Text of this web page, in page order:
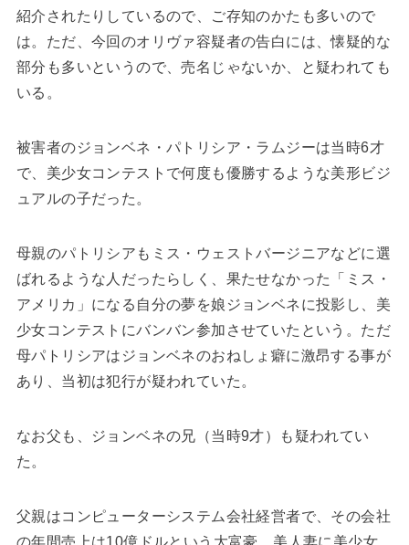
紹介されたりしているので、ご存知のかたも多いので
は。ただ、今回のオリヴァ容疑者の告白には、懐疑的な
部分も多いというので、売名じゃないか、と疑われても
いる。
被害者のジョンベネ・パトリシア・ラムジーは当時6才
で、美少女コンテストで何度も優勝するような美形ビジ
ュアルの子だった。
母親のパトリシアもミス・ウェストバージニアなどに選
ばれるような人だったらしく、果たせなかった「ミス・
アメリカ」になる自分の夢を娘ジョンベネに投影し、美
少女コンテストにバンバン参加させていたという。ただ
母パトリシアはジョンベネのおねしょ癖に激昂する事が
あり、当初は犯行が疑われていた。
なお父も、ジョンベネの兄（当時9才）も疑われてい
た。
父親はコンピューターシステム会社経営者で、その会社
の年間売上は10億ドルという大富豪、美人妻に美少女